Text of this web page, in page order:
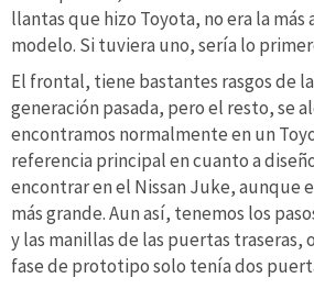
llantas que hizo Toyota, no era la más
modelo. Si tuviera uno, sería lo
El frontal, tiene bastantes rasgos de la
generación pasada, pero el resto, se
encontramos normalmente en un
referencia principal en cuanto a
encontrar en el Nissan Juke, aunque
más grande. Aun así, tenemos los
y las manillas de las puertas traseras,
fase de prototipo solo tenía dos